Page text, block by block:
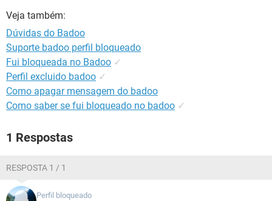
Veja também:
Dúvidas do Badoo
Suporte badoo perfil bloqueado
Fui bloqueada no Badoo ✓
Perfil excluido badoo ✓
Como apagar mensagem do badoo
Como saber se fui bloqueado no badoo ✓
1 Respostas
RESPOSTA 1 / 1
Perfil bloqueado